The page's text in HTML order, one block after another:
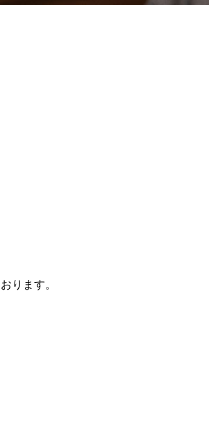
ります。